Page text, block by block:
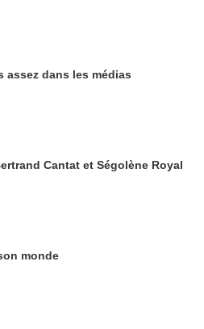
assez dans les médias
Cantat et Ségolène Royal
monde